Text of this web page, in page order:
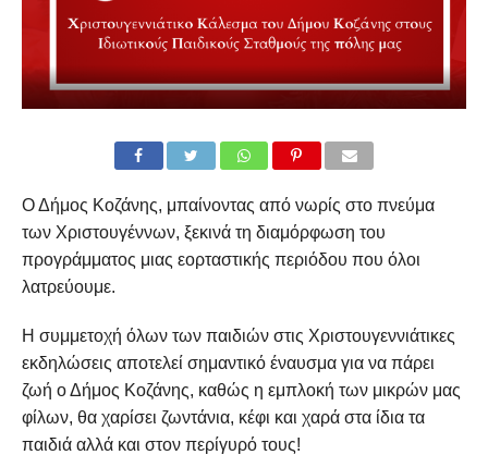
Ο Δήμος Κοζάνης, μπαίνοντας από νωρίς στο πνεύμα
των Χριστουγέννων, ξεκινά τη διαμόρφωση του
προγράμματος μιας εορταστικής περιόδου που όλοι
λατρεύουμε.
Η συμμετοχή όλων των παιδιών στις Χριστουγεννιάτικες
εκδηλώσεις αποτελεί σημαντικό έναυσμα για να πάρει
ζωή ο Δήμος Κοζάνης, καθώς η εμπλοκή των μικρών μας
φίλων, θα χαρίσει ζωντάνια, κέφι και χαρά στα ίδια τα
παιδιά αλλά και στον περίγυρό τους!